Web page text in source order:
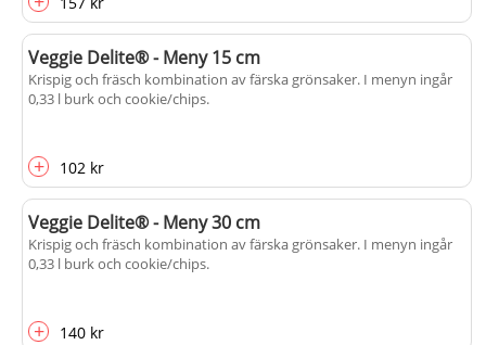
Veggie Delite® - Meny 15 cm
Krispig och fräsch kombination av färska grönsaker. I menyn ingår
0,33 l burk och cookie/chips.
+ 102 kr
Veggie Delite® - Meny 30 cm
Krispig och fräsch kombination av färska grönsaker. I menyn ingår
0,33 l burk och cookie/chips.
+ 140 kr